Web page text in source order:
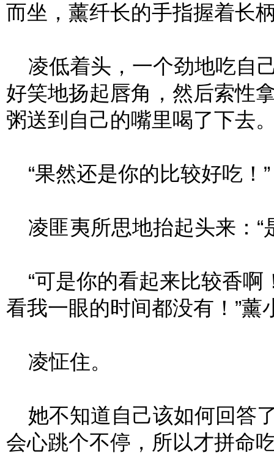
而坐，薰纤长的手指握着长
凌低着头，一个劲地吃自
好笑地扬起唇角，然后索性
粥送到自己的嘴里喝了下去
“果然还是你的比较好吃！”
凌匪夷所思地抬起头来：“
“可是你的看起来比较香啊
看我一眼的时间都没有！”薰
凌怔住。
她不知道自己该如何回答
会心跳个不停，所以才拼命